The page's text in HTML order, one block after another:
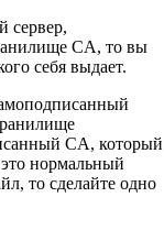
сервер,
CA, то вы
себя выдает.
CA, который
нормальный
то сделайте одно